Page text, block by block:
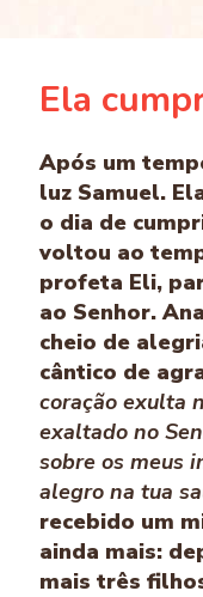
Ela
Após um
luz Samuel.
o dia de
voltou ao
profeta Eli,
ao Senhor.
cheio de
cântico de
coração exulta
exaltado no
sobre os meus
alegro na tua
recebido um
ainda mais:
mais três